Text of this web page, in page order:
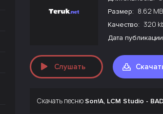
Размер: 8.62 MB
Качество: 320
Дата
Слушать
Скачать песню Son!A, LCM Studio -